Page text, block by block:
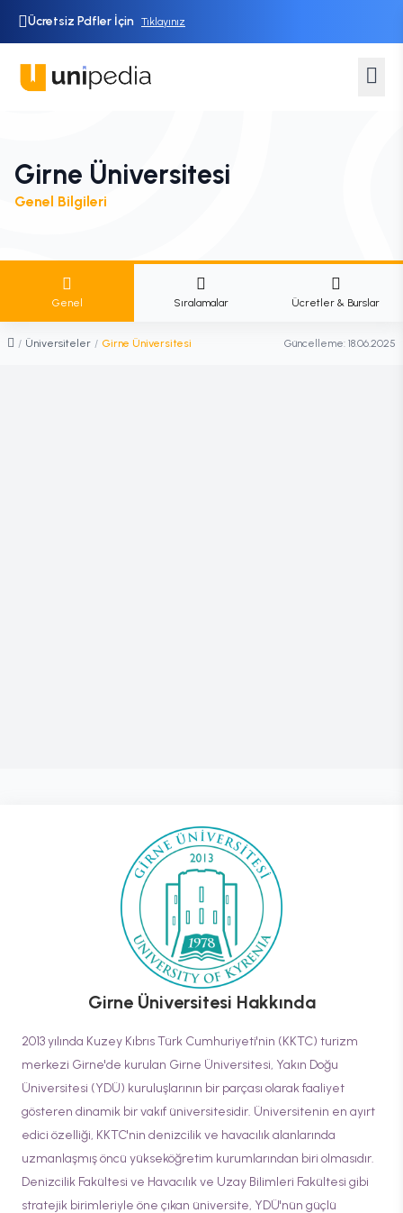
Ücretsiz Pdfler İçin Tıklayınız
Girne Üniversitesi
Genel Bilgileri
Genel Sıralamalar Ücretler & Burslar
/ Üniversiteler / Girne Üniversitesi Güncelleme: 18.06.2025
Girne Üniversitesi Hakkında
2013 yılında Kuzey Kıbrıs Türk Cumhuriyeti'nin (KKTC) turizm
merkezi Girne'de kurulan Girne Üniversitesi, Yakın Doğu
Üniversitesi (YDÜ) kuruluşlarının bir parçası olarak faaliyet
gösteren dinamik bir vakıf üniversitesidir. Üniversitenin en ayırt
edici özelliği, KKTC'nin denizcilik ve havacılık alanlarında
uzmanlaşmış öncü yükseköğretim kurumlarından biri olmasıdır.
Denizcilik Fakültesi ve Havacılık ve Uzay Bilimleri Fakültesi gibi
stratejik birimleriyle öne çıkan üniversite, YDÜ'nün güçlü